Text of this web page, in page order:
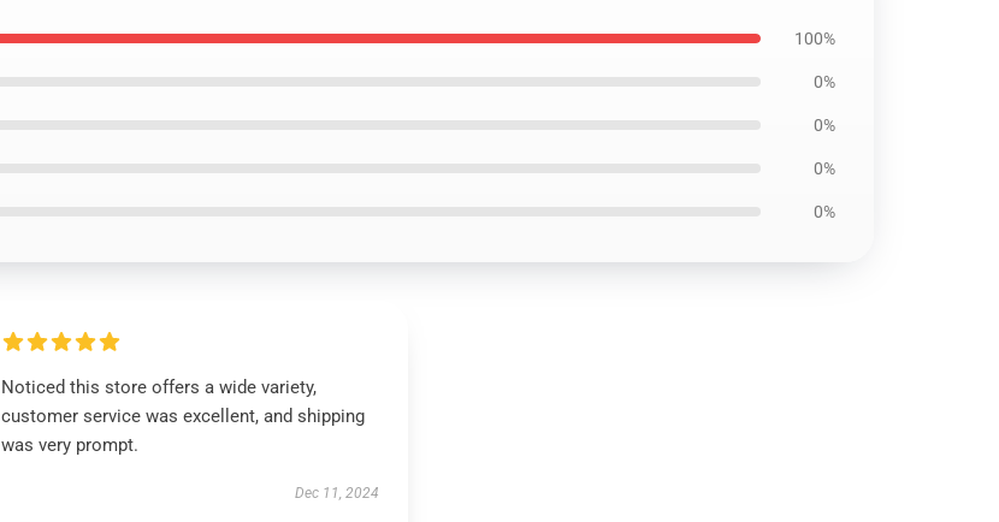
100%
0%
0%
0%
0%
Noticed this store offers a wide variety,
customer service was excellent, and shipping
was very prompt.
Dec 11, 2024